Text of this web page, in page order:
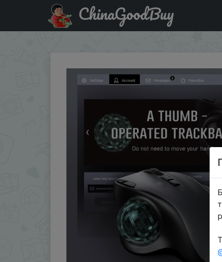
Придбати по акціи SeenDa Rechargeable Trackball
ChinaGoodBuy